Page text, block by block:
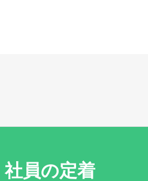
社員の定着